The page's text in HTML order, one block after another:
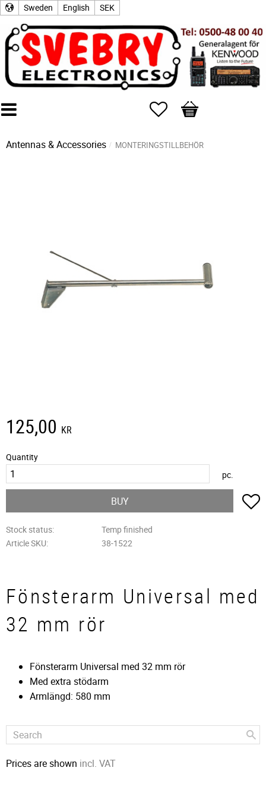
Sweden English SEK
Favorites
Basket
Antennas & Accessories MONTERINGSTILLBEHÖR
125,00 KR
Quantity
pc.
BUY
Stock status
Temp finished
Article SKU
38-1522
Fönsterarm Universal med
32 mm rör
Fönsterarm Universal med 32 mm rör
Med extra stödarm
Armlängd: 580 mm
Prices are shown incl. VAT